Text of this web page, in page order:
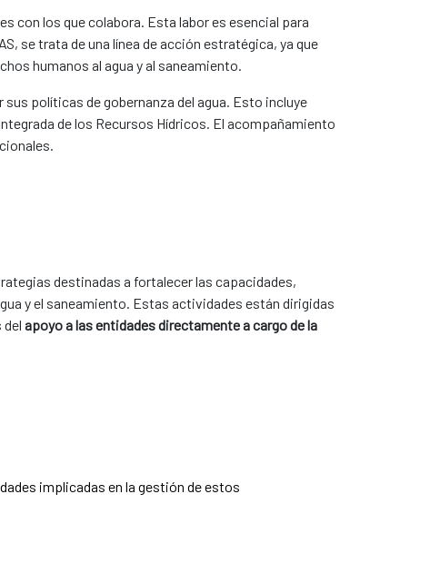
con los que colabora. Esta labor es esencial para
se trata de una línea de acción estratégica, ya que
humanos al agua y al saneamiento.
políticas de gobernanza del agua. Esto incluye
de los Recursos Hídricos. El acompañamiento
destinadas a fortalecer las capacidades,
y el saneamiento. Estas actividades están dirigidas
del apoyo a las entidades directamente a cargo de la
implicadas en la gestión de estos